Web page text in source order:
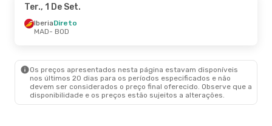
Ter., 8 De Set.
Sex., 30 De Out. - Seg., 2 De Nov.
Ter., 1 De Set.
IberiaDireto
MAD- BOD
Os preços apresentados nesta página estavam disponíveis
nos últimos 20 dias para os períodos especificados e não
devem ser considerados o preço final oferecido. Observe que a
disponibilidade e os preços estão sujeitos a alterações.